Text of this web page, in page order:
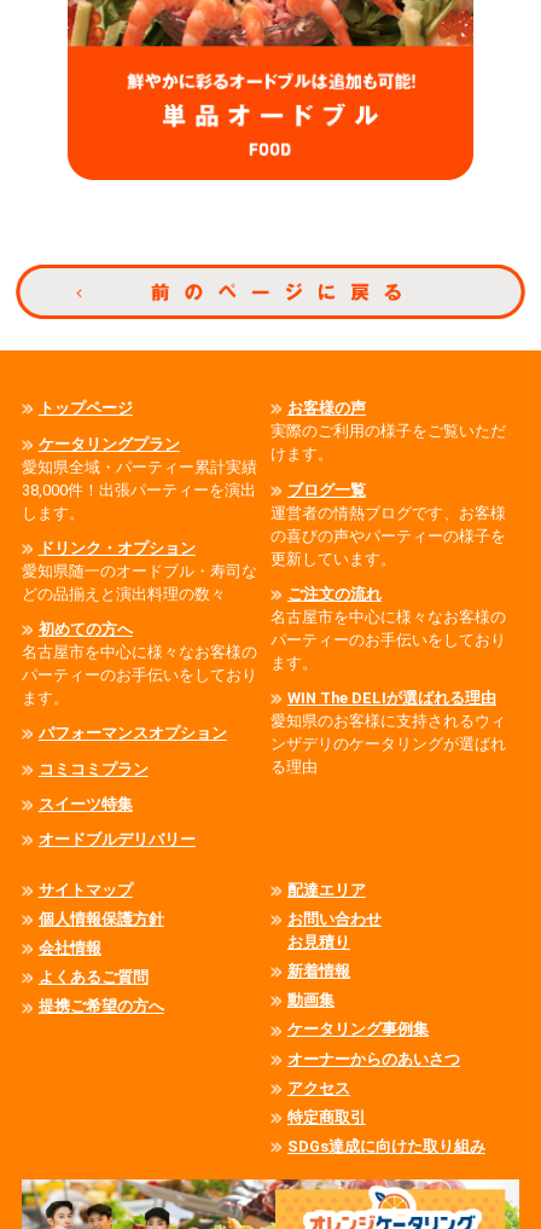
トップページ
ケータリングプラン
愛知県全域・パーティー累計実績
38,000件！出張パーティーを演出
します。
ドリンク・オプション
愛知県随一のオードブル・寿司な
どの品揃えと演出料理の数々
初めての方へ
名古屋市を中心に様々なお客様の
パーティーのお手伝いをしており
ます。
パフォーマンスオプション
コミコミプラン
スイーツ特集
オードブルデリバリー
お客様の声
実際のご利用の様子をご覧いただ
けます。
ブログ一覧
運営者の情熱ブログです、お客様
の喜びの声やパーティーの様子を
更新しています。
ご注文の流れ
名古屋市を中心に様々なお客様の
パーティーのお手伝いをしており
ます。
WIN The DELIが選ばれる理由
愛知県のお客様に支持されるウィ
ンザデリのケータリングが選ばれ
る理由
サイトマップ
個人情報保護方針
会社情報
よくあるご質問
提携ご希望の方へ
配達エリア
お問い合わせ
お見積り
新着情報
動画集
ケータリング事例集
オーナーからのあいさつ
アクセス
特定商取引
SDGs達成に向けた取り組み